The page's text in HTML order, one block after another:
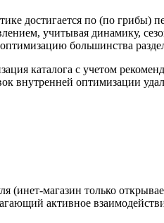
достигается по (по грибы)
учитывая динамику,
большинства
каталога с учетом
внутренней оптимизации
(инет-магазин только
активное